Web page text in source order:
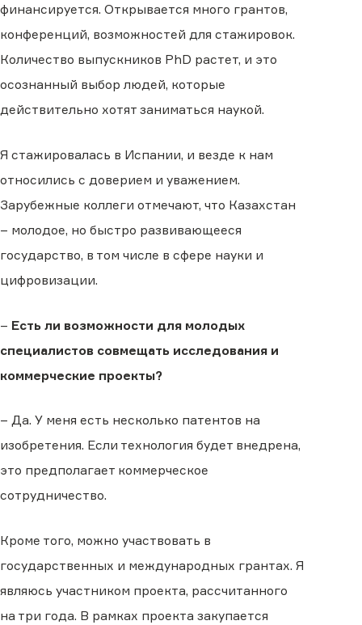
финансируется. Открывается много грантов,
конференций, возможностей для стажировок.
Количество выпускников PhD растет, и это
осознанный выбор людей, которые
действительно хотят заниматься наукой.
Я стажировалась в Испании, и везде к нам
относились с доверием и уважением.
Зарубежные коллеги отмечают, что Казахстан
– молодое, но быстро развивающееся
государство, в том числе в сфере науки и
цифровизации.
– Есть ли возможности для молодых
специалистов совмещать исследования и
коммерческие проекты?
– Да. У меня есть несколько патентов на
изобретения. Если технология будет внедрена,
это предполагает коммерческое
сотрудничество.
Кроме того, можно участвовать в
государственных и международных грантах. Я
являюсь участником проекта, рассчитанного
на три года. В рамках проекта закупается